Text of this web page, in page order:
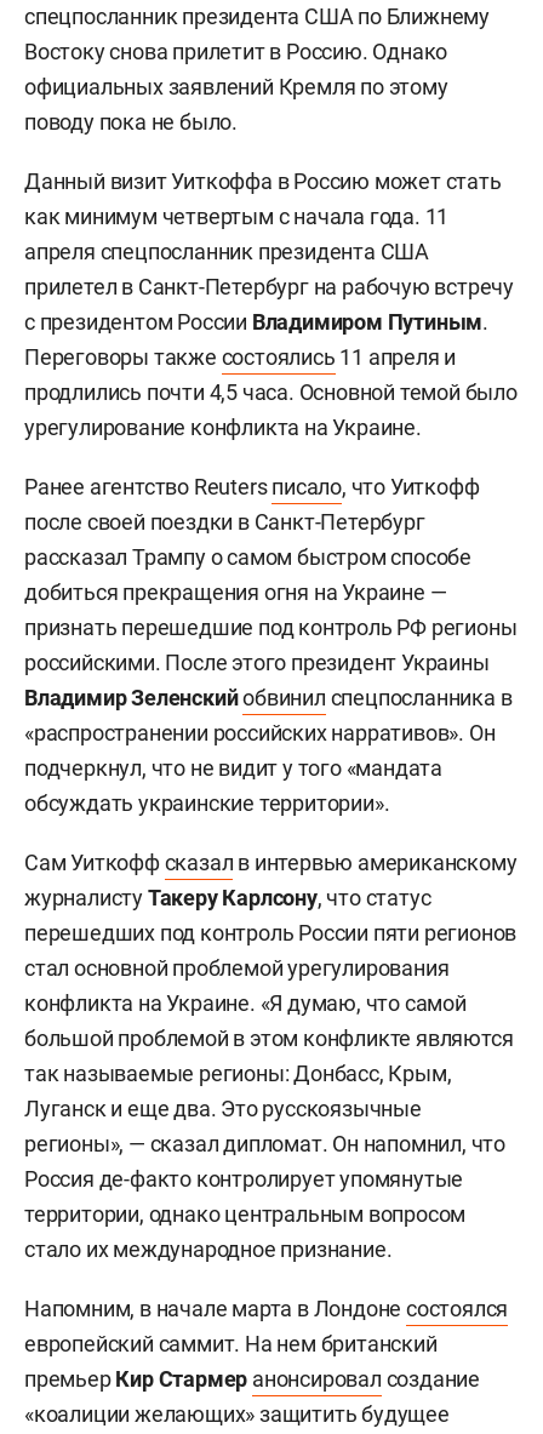
спецпосланник президента США по Ближнему
Востоку снова прилетит в Россию. Однако
официальных заявлений Кремля по этому
поводу пока не было.
Данный визит Уиткоффа в Россию может стать
как минимум четвертым с начала года. 11
апреля спецпосланник президента США
прилетел в Санкт-Петербург на рабочую встречу
с президентом России Владимиром Путиным.
Переговоры также состоялись 11 апреля и
продлились почти 4,5 часа. Основной темой было
урегулирование конфликта на Украине.
Ранее агентство Reutersписало, что Уиткофф
после своей поездки в Санкт-Петербург
рассказал Трампуо самом быстром способе
добиться прекращения огня на Украине —
признать перешедшие под контроль РФ регионы
российскими. После этого президент Украины
Владимир Зеленскийобвинил спецпосланника в
«распространении российских нарративов». Он
подчеркнул, что не видит у того «мандата
обсуждать украинские территории».
Сам Уиткоффсказал в интервью американскому
журналистуТакеру Карлсону, что статус
перешедших под контроль России пяти регионов
стал основной проблемой урегулирования
конфликта на Украине. «Я думаю, что самой
большой проблемой в этом конфликте являются
так называемые регионы: Донбасс, Крым,
Луганск и еще два. Это русскоязычные
регионы», — сказал дипломат. Он напомнил, что
Россия де-факто контролирует упомянутые
территории, однако центральным вопросом
стало их международное признание.
Напомним, в начале марта в Лондоне состоялся
европейский саммит. На нем британский
премьерКир Стармер анонсировал создание
«коалиции желающих» защитить будущее